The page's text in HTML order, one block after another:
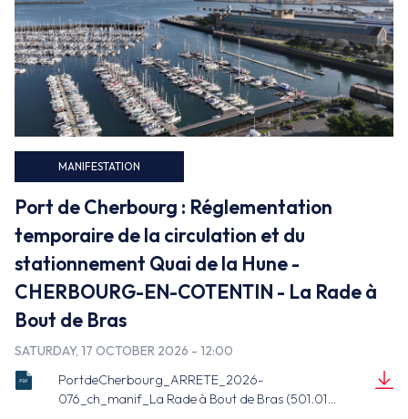
MANIFESTATION
Port de Cherbourg : Réglementation
temporaire de la circulation et du
stationnement Quai de la Hune -
CHERBOURG-EN-COTENTIN - La Rade à
Bout de Bras
SATURDAY, 17 OCTOBER 2026 - 12:00
PortdeCherbourg_ARRETE_2026-
076_ch_manif_La Rade à Bout de Bras (501.01
ARRETE_2026-
076_ch_manif_La